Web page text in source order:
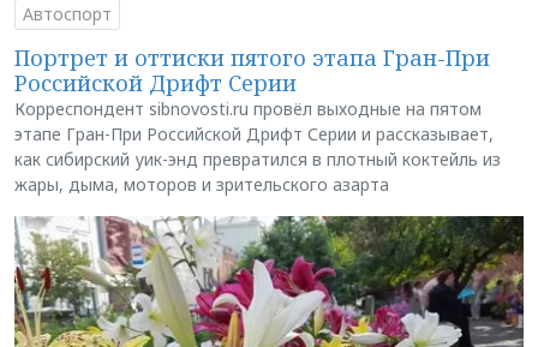
Автоспорт
Портрет и оттиски пятого этапа Гран-При
Российской Дрифт Серии
Корреспондент sibnovosti.ru провёл выходные на пятом
этапе Гран-При Российской Дрифт Серии и рассказывает,
как сибирский уик-энд превратился в плотный коктейль из
жары, дыма, моторов и зрительского азарта